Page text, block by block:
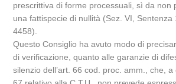
prescrittiva di forme processuali, sì da non
una fattispecie di nullità (Sez. VI, Sentenza
4458).
Questo Consiglio ha avuto modo di
di verificazione, quanto alle garanzie di
silenzio dell’art. 66 cod. proc. amm., che, a